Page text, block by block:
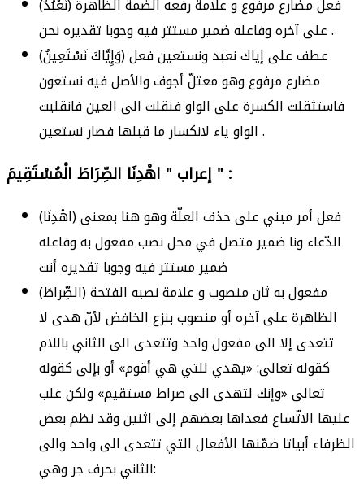
(نَعْبُدُ) فعل مضارع مرفوع و علامة رفعه الضمة الظاهرة
على آخره وفاعله ضمير مستتر فيه وجوبا تقديره نحن .
(وَإِيَّاكَ نَسْتَعِينُ) عطف على إياك نعبد ونستعين فعل
مضارع مرفوع وهو معتلّ أجوف والأصل فيه نستعون
فاستثقلت الكسرة على الواو فنقلت الى العين فانقلبت
الواو ياء لانكسار ما قبلها فصار نستعين .
إعراب " اهْدِنَا الصِّرَاطَ الْمُسْتَقِيمَ " :
(اهْدِنَا) فعل أمر مبني على حذف العلّة وهو هنا بمعنى
الدّعاء ونا ضمير متصل في محل نصب مفعول به وفاعله
ضمير مستتر فيه وجوبا تقديره أنت
(الصِّراطَ) مفعول به ثان منصوب و علامة نصبه الفتحة
الظاهرة على آخره أو منصوب بنزع الخافض لأنّ هدى لا
تتعدى إلا الى مفعول واحد وتتعدى الى الثاني باللام
كقوله تعالى: «يهدي للتي هي أقوم» أو بإلى كقوله
تعالى «وإنك لتهدى الى صراط مستقيم» ولكن غلب
عليها الاتّساع فعداها بعضهم إلى اثنين وقد نظم بعض
الظرفاء أبياتا ضمّنها الأفعال التي تتعدى الى واحد والى
الثاني بحرف جر وهي: